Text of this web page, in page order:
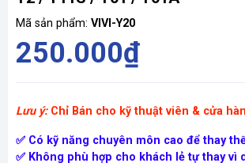
Mã sản phẩm: VIVI-Y20
250.000₫
Lưu ý: Chỉ Bán cho kỹ thuật viên & cửa
✅ Có kỹ năng chuyên môn cao để thay
✅ Không phù hợp cho khách lẻ tự thay vì